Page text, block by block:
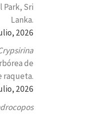
Park, Sri
Lanka.
2026
de
raqueta.
2026